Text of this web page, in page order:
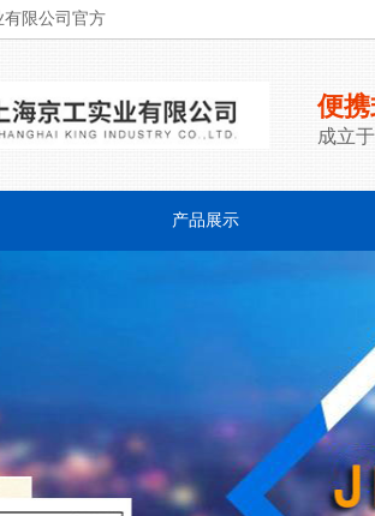
限公司官方
便
成立
产品展示